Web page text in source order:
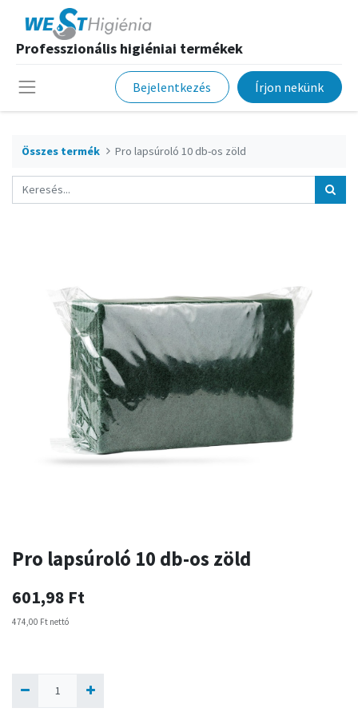
Professzionális higiéniai termékek
Bejelentkezés Írjon nekünk
Összes termék Pro lapsúroló 10 db-os zöld
Pro lapsúroló 10 db-os zöld
601,98 Ft
474,00 Ft nettó